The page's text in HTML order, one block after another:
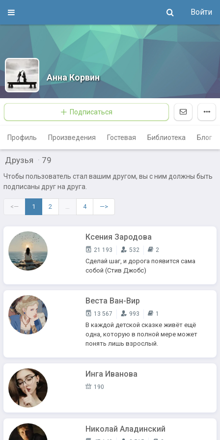
Войти
Aнна Корвин
Подписаться
Профиль Произведения Гостевая Библиотека Блог
Друзья · 79
Чтобы пользователь стал вашим другом, вы с ним должны быть
подписаны друг на друга.
<— 1 2 … 4 —>
Ксения Зародова
21 193 532 2
Сделай шаг, и дорога появится сама
собой (Стив Джобс)
Веста Ван-Вир
13 567 993 1
В каждой детской сказке живёт ещё
одна, которую в полной мере может
понять лишь взрослый.
Инга Иванова
190
Николай Аладинский